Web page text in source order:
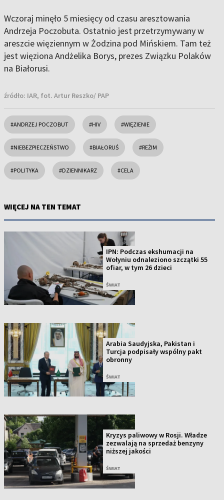
Wczoraj minęło 5 miesięcy od czasu aresztowania
Andrzeja Poczobuta. Ostatnio jest przetrzymywany w
areszcie więziennym w Żodzina pod Mińskiem. Tam też
jest więziona Andżelika Borys, prezes Związku Polaków
na Białorusi.
źródło: IAR, fot. Artur Reszko/ PAP
#ANDRZEJ POCZOBUT #HIV #WIĘZIENIE
#NIEBEZPIECZEŃSTWO #BIAŁORUŚ #REŻIM
#POLITYKA #DZIENNIKARZ #CELA
WIĘCEJ NA TEN TEMAT
IPN: Podczas ekshumacji na
Wołyniu odnaleziono szczątki 55
ofiar, w tym 26 dzieci
ŚWIAT
Arabia Saudyjska, Pakistan i
Turcja podpisały wspólny pakt
obronny
ŚWIAT
Kryzys paliwowy w Rosji. Władze
zezwalają na sprzedaż benzyny
niższej jakości
ŚWIAT